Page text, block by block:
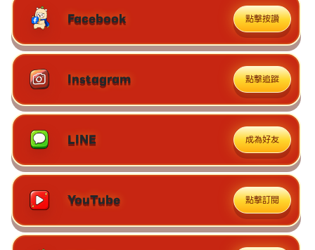
Facebook 點擊按讚
Instagram 點擊追蹤
LINE 成為好友
YouTube 點擊訂閱